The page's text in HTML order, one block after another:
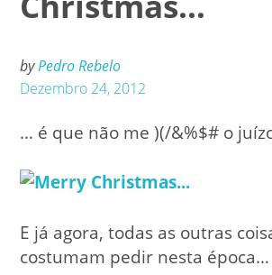
byPedro Rebelo
Dezembro 24, 2012
… é que não me )(/&%$# o
E já agora, todas as outras
costumam pedir nesta época…